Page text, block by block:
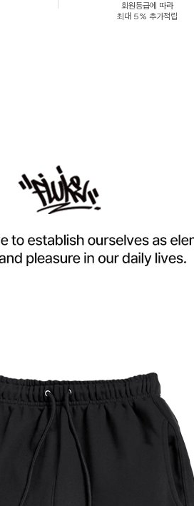
회원등급에 따라
최대 5% 추가적립